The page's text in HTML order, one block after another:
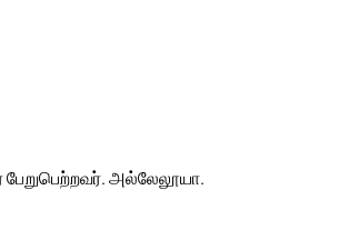
அல்லேலூயா.